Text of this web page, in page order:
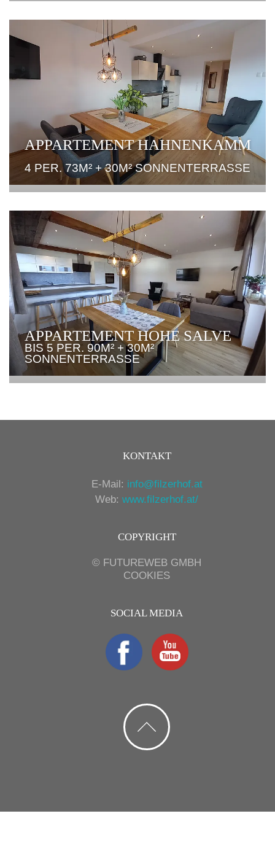
APPARTEMENT HAHNENKAMM
4 PER. 73M² + 30M² SONNENTERRASSE
APPARTEMENT HOHE SALVE
BIS 5 PER. 90M² + 30M²
SONNENTERRASSE
KONTAKT
E-Mail: info@filzerhof.at
Web: www.filzerhof.at/
COPYRIGHT
© FUTUREWEB GMBH
COOKIES
SOCIAL MEDIA